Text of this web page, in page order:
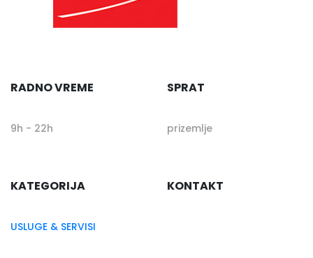
RADNO VREME
9h - 22h
SPRAT
prizemlje
KATEGORIJA
USLUGE & SERVISI
KONTAKT